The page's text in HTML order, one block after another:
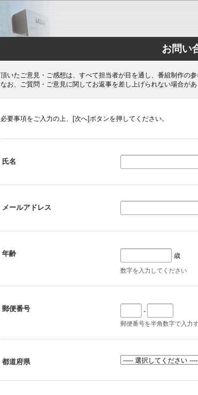
お問い
頂いたご意見・ご感想は、すべて担当者が目を通し、番組制作の
なお、ご質問・ご意見に関してお返事を差し上げられない場合があ
必要事項をご入力の上、[次へ]ボタンを押してください。
氏名
メールアドレス
年齢 歳
数字を入力してください
郵便番号 -
郵便番号を半角数字で入力
都道府県